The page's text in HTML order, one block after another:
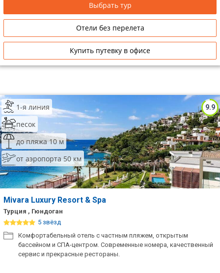
Выбрать тур
Отели без перелета
Купить путевку в офисе
9.9
1-я линия
песок
до пляжа 10 м
от аэропорта 50 км
Mivara Luxury Resort & Spa
Турция , Гюндоган
5 звёзд
Комфортабельный отель с частным пляжем, открытым
бассейном и СПА-центром. Современные номера, качественный
сервис и прекрасные рестораны.